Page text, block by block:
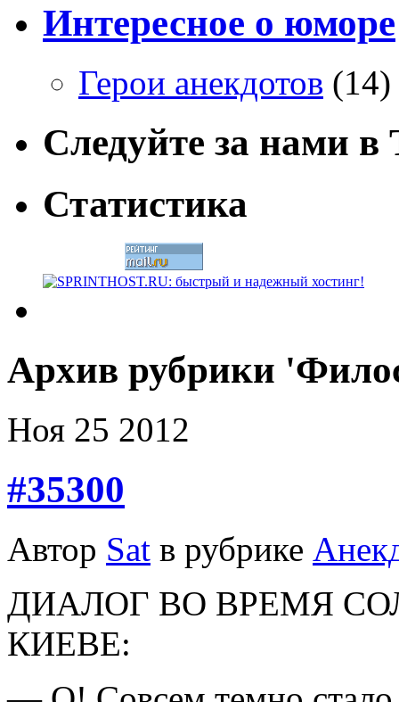
Интересное о юморе
Герои анекдотов (14)
Следуйте за нами
Статистика
Архив рубрики
Ноя 25 2012
#35300
Автор Sat в рубрике
ДИАЛОГ ВО ВРЕМЯ
КИЕВЕ: